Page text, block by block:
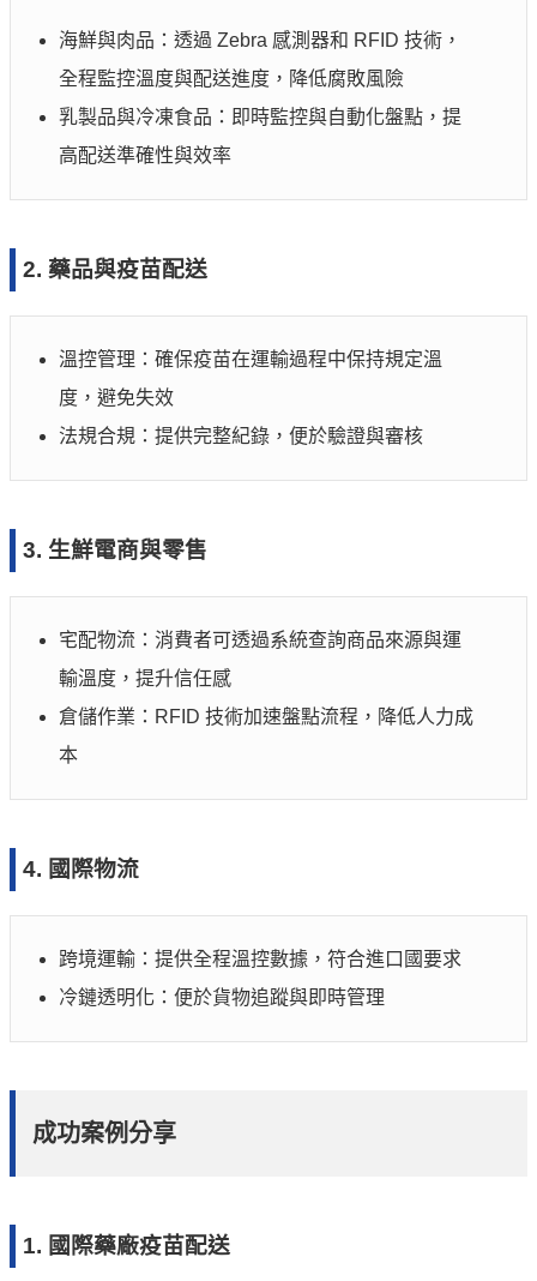
海鮮與肉品：透過 Zebra 感測器和 RFID 技術，
全程監控溫度與配送進度，降低腐敗風險
乳製品與冷凍食品：即時監控與自動化盤點，提
高配送準確性與效率
2. 藥品與疫苗配送
溫控管理：確保疫苗在運輸過程中保持規定溫
度，避免失效
法規合規：提供完整紀錄，便於驗證與審核
3. 生鮮電商與零售
宅配物流：消費者可透過系統查詢商品來源與運
輸溫度，提升信任感
倉儲作業：RFID 技術加速盤點流程，降低人力成
本
4. 國際物流
跨境運輸：提供全程溫控數據，符合進口國要求
冷鏈透明化：便於貨物追蹤與即時管理
成功案例分享
1. 國際藥廠疫苗配送